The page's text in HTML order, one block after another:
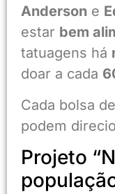
Anderson e
estar bem
tatuagens há
doar a cada
Cada bolsa
podem
Projeto